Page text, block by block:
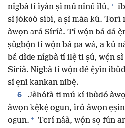
nígbà tí ìyàn ṣì mú nínú ìlú, +
sì jókòó síbí, a ṣì máa kú. Torí
àwọn ará Síríà. Tí wọ́n bá dá
ṣùgbọ́n tí wọ́n bá pa wá, a kú
bá dìde nígbà tí ilẹ̀ ti ṣú, wọ́n
Síríà. Nígbà tí wọ́n dé ẹ̀yìn
sí ẹnì kankan níbẹ̀.
6
Jèhófà ti mú kí ibùdó
àwọn kẹ̀kẹ́ ogun, ìró àwọn
ogun. + Torí náà, wọ́n sọ fún